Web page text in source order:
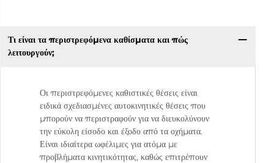
Τι είναι τα περιστρεφόμενα καθίσματα και πώς
λειτουργούν;
Οι περιστρεφόμενες καθιστικές θέσεις είναι
ειδικά σχεδιασμένες αυτοκινητικές θέσεις που
μπορούν να περιστραφούν για να διευκολύνουν
την εύκολη είσοδο και έξοδο από τα οχήματα.
Είναι ιδιαίτερα ωφέλιμες για ατόμα με
προβλήματα κινητικότητας, καθώς επιτρέπουν